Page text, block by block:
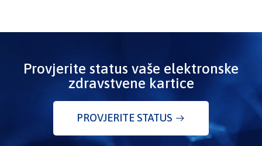
Provjerite status vaše elektronske
zdravstvene kartice
PROVJERITE STATUS